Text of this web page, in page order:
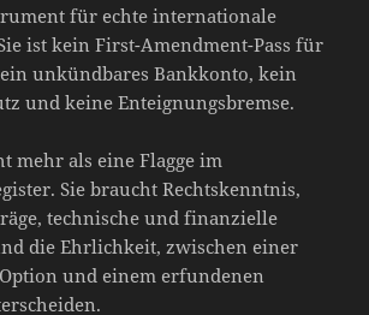
für echte internationale
ist kein First-Amendment-Pass für
unkündbares Bankkonto, kein
und keine Enteignungsbremse.
mehr als eine Flagge im
Sie braucht Rechtskenntnis,
technische und finanzielle
die Ehrlichkeit, zwischen einer
und einem erfundenen